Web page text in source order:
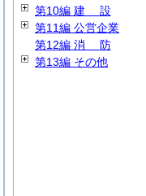
第10編 建 設
第11編 公営企業
第12編 消 防
第13編 その他